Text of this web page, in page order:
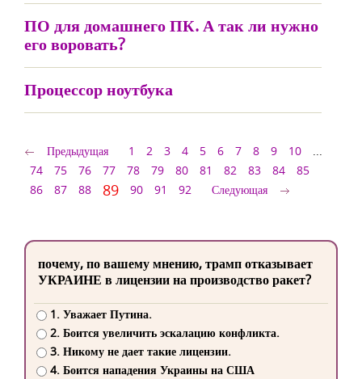
ПО для домашнего ПК. А так ли нужно
его воровать?
Процессор ноутбука
Предыдущая 1 2 3 4 5 6 7 8 9 10
...
74
75 76 77 78 79 80 81 82 83 84
85
86
87 88 89 90 91 92 Следующая
почему, по вашему мнению, трамп отказывает
УКРАИНЕ в лицензии на производство ракет?
1. Уважает Путина.
2. Боится увеличить эскалацию конфликта.
3. Никому не дает такие лицензии.
4. Боится нападения Украины на США